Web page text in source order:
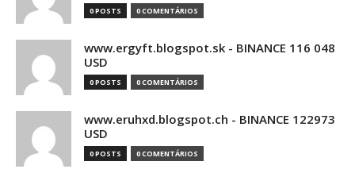
0 POSTS 0 COMENTÁRIOS
www.ergyft.blogspot.sk - BINANCE 116 048
USD
0 POSTS 0 COMENTÁRIOS
www.eruhxd.blogspot.ch - BINANCE 122973
USD
0 POSTS 0 COMENTÁRIOS